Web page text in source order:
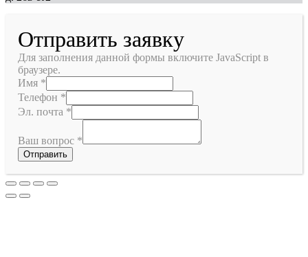
Отправить заявку
Для заполнения данной формы включите JavaScript в
браузере.
Имя *
Телефон *
Эл. почта *
Ваш вопрос *
Отправить